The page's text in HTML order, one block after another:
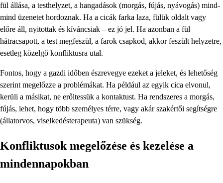
fül állása, a testhelyzet, a hangadások (morgás, fújás, nyávogás) mind-
mind üzenetet hordoznak. Ha a cicák farka laza, fülük oldalt vagy
előre áll, nyitottak és kíváncsiak – ez jó jel. Ha azonban a fül
hátracsapott, a test megfeszül, a farok csapkod, akkor feszült helyzetre,
esetleg közelgő konfliktusra utal.
Fontos, hogy a gazdi időben észrevegye ezeket a jeleket, és lehetőség
szerint megelőzze a problémákat. Ha például az egyik cica elvonul,
kerüli a másikat, ne erőltessük a kontaktust. Ha rendszeres a morgás,
fújás, lehet, hogy több személyes térre, vagy akár szakértői segítségre
(állatorvos, viselkedésterapeuta) van szükség.
Konfliktusok megelőzése és kezelése a
mindennapokban